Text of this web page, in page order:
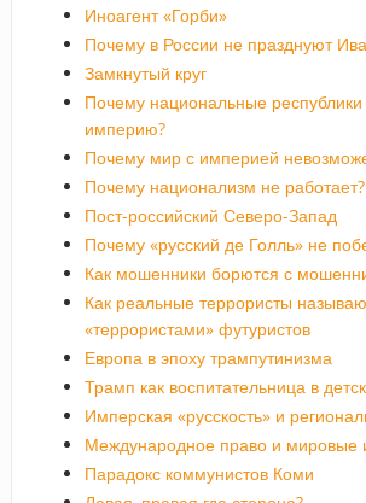
Иноагент «Горби»
Почему в России не празднуют
Замкнутый круг
Почему национальные республики
империю?
Почему мир с империей
Почему национализм не работает?
Пост-российский Северо-Запад
Почему «русский де Голль» не
Как мошенники борются с
Как реальные террористы
«террористами» футуристов
Европа в эпоху трампутинизма
Трамп как воспитательница в
Имперская «русскость» и
Международное право и мировые
Парадокс коммунистов Коми